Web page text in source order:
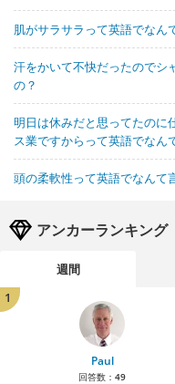
肌がサラサラって英語でなん
汗をかいて不快だったのでシ
の？
明日は休みだと思ってたのに
ス業ですからって英語でなん
頭の柔軟性って英語でなんて
アンカーランキング
週間
1
Paul
回答数： 49